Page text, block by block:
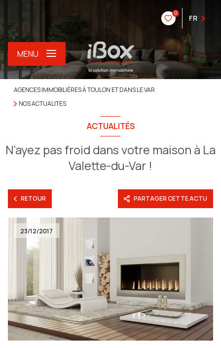
0
FR
MENU
AGENCES IMMOBILIÈRES À TOULON ET DANS LE VAR
NOS ACTUALITES
ACTUALITÉS
N’ayez pas froid dans votre maison à La
Valette-du-Var !
RETOUR PARTAGER CETTE ACTU
23/12/2017